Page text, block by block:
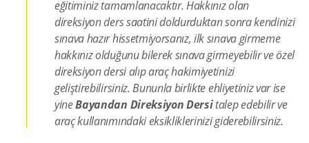
eğitiminiz tamamlanacaktır. Hakkınız olan
direksiyon ders saatini doldurduktan sonra kendinizi
sınava hazır hissetmiyorsanız, ilk sınava girmeme
hakkınız olduğunu bilerek sınava girmeyebilir ve özel
direksiyon dersi alıp araç hakimiyetinizi
geliştirebilirsiniz. Bununla birlikte ehliyetiniz var ise
yineBayandan Direksiyon Dersitalep edebilir ve
araç kullanımındaki eksikliklerinizi giderebilirsiniz.